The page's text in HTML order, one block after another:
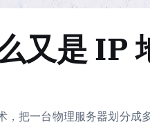
又是 IP
，把一台物理服务器划分成